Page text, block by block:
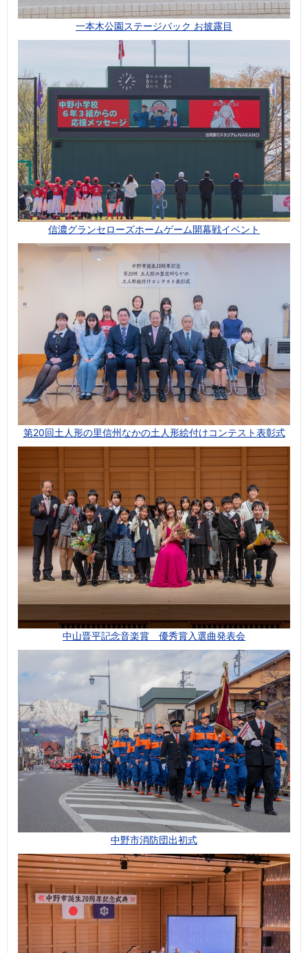
一本木公園ステージバック お披露目
信濃グランセローズホームゲーム開幕戦イベント
第20回土人形の里信州なかの土人形絵付けコンテスト表彰式
中山晋平記念音楽賞 優秀賞入選曲発表会
中野市消防団出初式